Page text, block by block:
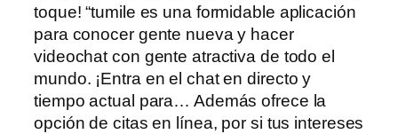
toque! “tumile es una formidable aplicación
para conocer gente nueva y hacer
videochat con gente atractiva de todo el
mundo. ¡Entra en el chat en directo y
tiempo actual para… Además ofrece la
opción de citas en línea, por si tus intereses